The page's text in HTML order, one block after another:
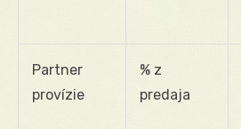
Partner
provízie
% z
predaja